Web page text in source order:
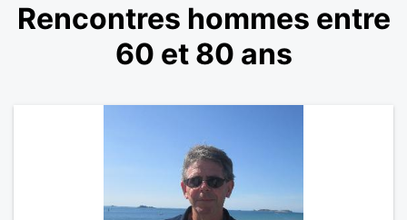
Rencontres hommes entre
60 et 80 ans